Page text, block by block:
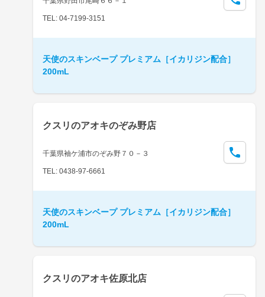
TEL: 04-7199-3151
天使のスキンベープ プレミアム［イカリジン配合］
200mL
クスリのアオキのぞみ野店
千葉県袖ケ浦市のぞみ野７０－３
TEL: 0438-97-6661
天使のスキンベープ プレミアム［イカリジン配合］
200mL
クスリのアオキ佐原北店